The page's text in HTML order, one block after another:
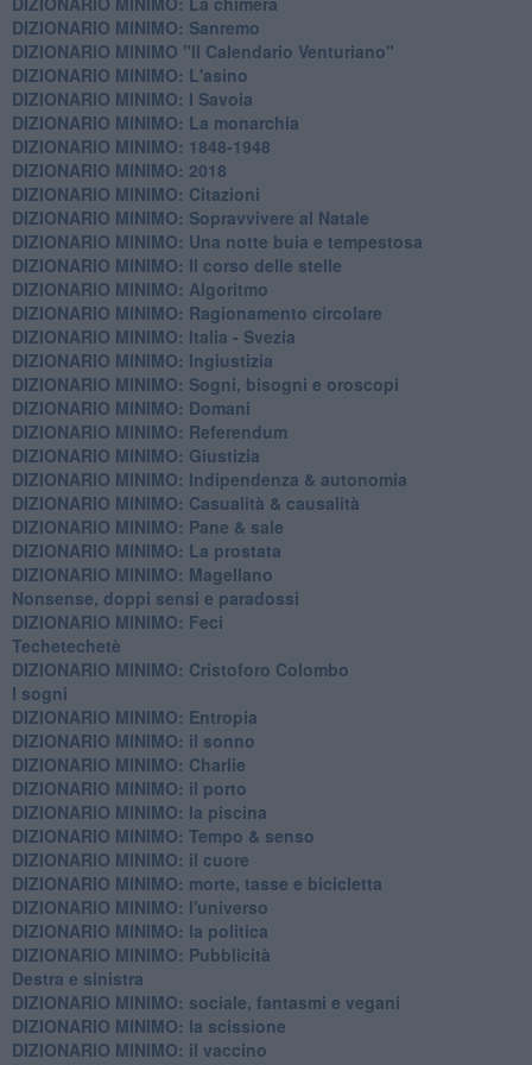
DIZIONARIO MINIMO: Sanremo
DIZIONARIO MINIMO "Il Calendario Venturiano"
DIZIONARIO MINIMO: L'asino
DIZIONARIO MINIMO: I Savoia
DIZIONARIO MINIMO: La monarchia
DIZIONARIO MINIMO: 1848-1948
DIZIONARIO MINIMO: 2018
DIZIONARIO MINIMO: Citazioni
DIZIONARIO MINIMO: ​Sopravvivere al Natale
DIZIONARIO MINIMO: ​Una notte buia e tempestosa
DIZIONARIO MINIMO: Il corso delle stelle
DIZIONARIO MINIMO: Algoritmo
DIZIONARIO MINIMO: Ragionamento circolare
DIZIONARIO MINIMO: Italia - Svezia
DIZIONARIO MINIMO: ​Ingiustizia
DIZIONARIO MINIMO: ​Sogni, bisogni e oroscopi
DIZIONARIO MINIMO: Domani
DIZIONARIO MINIMO: Referendum
DIZIONARIO MINIMO: Giustizia
DIZIONARIO MINIMO: ​Indipendenza & autonomia
DIZIONARIO MINIMO: ​Casualità & causalità
​DIZIONARIO MINIMO: Pane & sale
DIZIONARIO MINIMO: La prostata
​DIZIONARIO MINIMO: Magellano
Nonsense, doppi sensi e paradossi
DIZIONARIO MINIMO: Feci
Techetechetè
DIZIONARIO MINIMO: Cristoforo Colombo
I sogni
DIZIONARIO MINIMO: Entropia
DIZIONARIO MINIMO: il sonno
DIZIONARIO MINIMO: Charlie
DIZIONARIO MINIMO: il porto
DIZIONARIO MINIMO: la piscina
DIZIONARIO MINIMO: Tempo & senso
DIZIONARIO MINIMO: il cuore
DIZIONARIO MINIMO: morte, tasse e bicicletta
DIZIONARIO MINIMO: l'universo
DIZIONARIO MINIMO: la politica
DIZIONARIO MINIMO: Pubblicità
Destra e sinistra
DIZIONARIO MINIMO: sociale, fantasmi e vegani
DIZIONARIO MINIMO: la scissione
DIZIONARIO MINIMO: il vaccino